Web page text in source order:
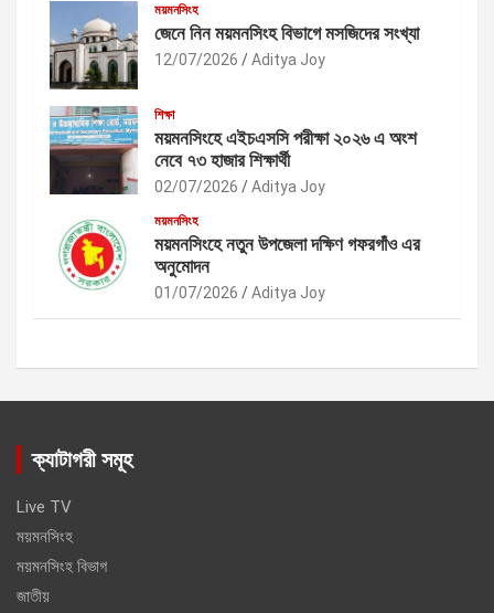
ময়মনসিংহ
জেনে নিন ময়মনসিংহ বিভাগে মসজিদের সংখ্যা
12/07/2026 Aditya Joy
শিক্ষা
ময়মনসিংহে এইচএসসি পরীক্ষা ২০২৬ এ অংশ
নেবে ৭৩ হাজার শিক্ষার্থী
02/07/2026 Aditya Joy
ময়মনসিংহ
ময়মনসিংহে নতুন উপজেলা দক্ষিণ গফরগাঁও এর
অনুমোদন
01/07/2026 Aditya Joy
ক্যাটাগরী সমূহ
Live TV
ময়মনসিংহ
ময়মনসিংহ বিভাগ
জাতীয়